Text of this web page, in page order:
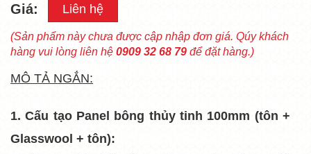
Giá: Liên hệ
(Sản phẩm này chưa được cập nhập đơn giá. Qúy khách
hàng vui lòng liên hệ 0909 32 68 79 để đặt hàng.)
MÔ TẢ NGẮN:
1. Cấu tạo Panel bông thủy tinh 100mm (tôn +
Glasswool + tôn):